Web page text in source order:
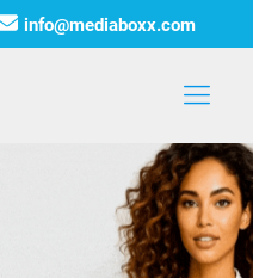
info@mediaboxx.com